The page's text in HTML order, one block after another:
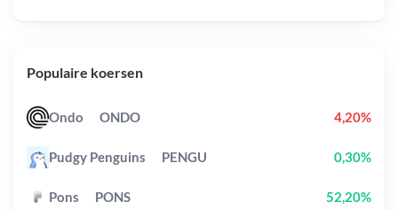
Populaire koersen
Ondo ONDO 4,20%
Pudgy Penguins PENGU 0,30%
Pons PONS 52,20%